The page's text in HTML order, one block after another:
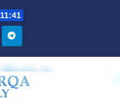
11:41